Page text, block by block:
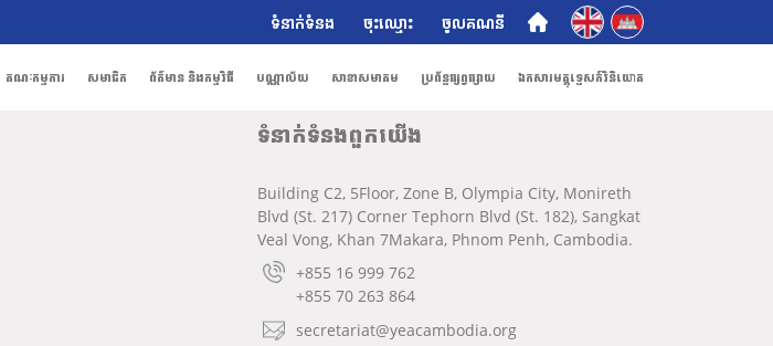
ទំនាក់ទំនង ចុះឈ្មោះ ចូលគណនី Englishភាសាខ្មែរ
គណៈកម្មការ សមាជិក ព័ត៌មាន និងកម្មវិធី បណ្ណាល័យ សាខាសមាគម ប្រព័ន្ធផ្សព្វផ្សាយ ឯកសារមគ្គុទ្ទេសក៍វិនិយោគ
ទំនាក់ទំនងពួកយើង
Building C2, 5Floor, Zone B, Olympia City, Monireth
Blvd (St. 217) Corner Tephorn Blvd (St. 182), Sangkat
Veal Vong, Khan 7Makara, Phnom Penh, Cambodia.
+855 16 999 762
+855 70 263 864
secretariat@yeacambodia.org